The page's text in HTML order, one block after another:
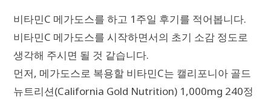
비타민C 메가도스를 하고 1주일 후기를 적어봅니다.
비타민C 메가도스를 시작하면서의 초기 소감 정도로
생각해 주시면 될 것 같습니다.
먼저, 메가도스로 복용할 비타민C는 캘리포니아 골드
뉴트리션(California Gold Nutrition) 1,000mg 240정